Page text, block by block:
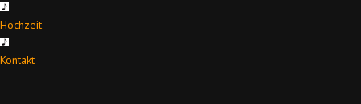
Hochzeit
Kontakt